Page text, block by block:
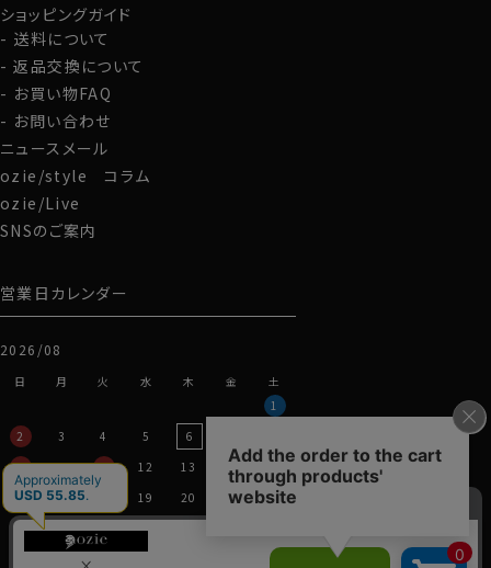
ショッピングガイド
送料について
返品交換について
お買い物FAQ
お問い合わせ
ニュースメール
ozie/style コラム
ozie/Live
SNSのご案内
営業日カレンダー
2026/08
日 月 火 水 木 金
土
1
2
3 4 5 6
9
10 11 12 13 14
15
16
17 19 20 21
22
23
24 25 26